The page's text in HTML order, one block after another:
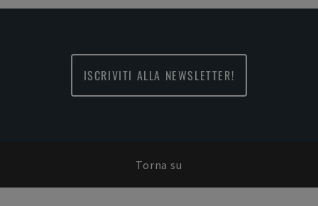
ISCRIVITI ALLA NEWSLETTER!
Torna su